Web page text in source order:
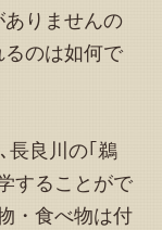
に変更が生じ
ド対応改札
その他イベン
レンダーを更
りませんの
のは如何で
長良川の｢鵜
することがで
・食べ物は付